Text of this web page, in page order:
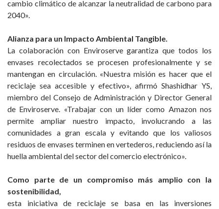
cambio climático de alcanzar la neutralidad de carbono para
2040».
Alianza para un Impacto Ambiental Tangible.
La colaboración con Enviroserve garantiza que todos los
envases recolectados se procesen profesionalmente y se
mantengan en circulación. «Nuestra misión es hacer que el
reciclaje sea accesible y efectivo», afirmó Shashidhar YS,
miembro del Consejo de Administración y Director General
de Enviroserve. «Trabajar con un líder como Amazon nos
permite ampliar nuestro impacto, involucrando a las
comunidades a gran escala y evitando que los valiosos
residuos de envases terminen en vertederos, reduciendo así la
huella ambiental del sector del comercio electrónico».
Como parte de un compromiso más amplio con la
sostenibilidad,
esta iniciativa de reciclaje se basa en las inversiones